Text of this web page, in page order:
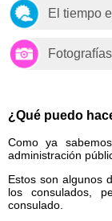
El tiempo
¿Qué puedo
Como ya
administración
Estos son algunos
los consulados,
consulado.